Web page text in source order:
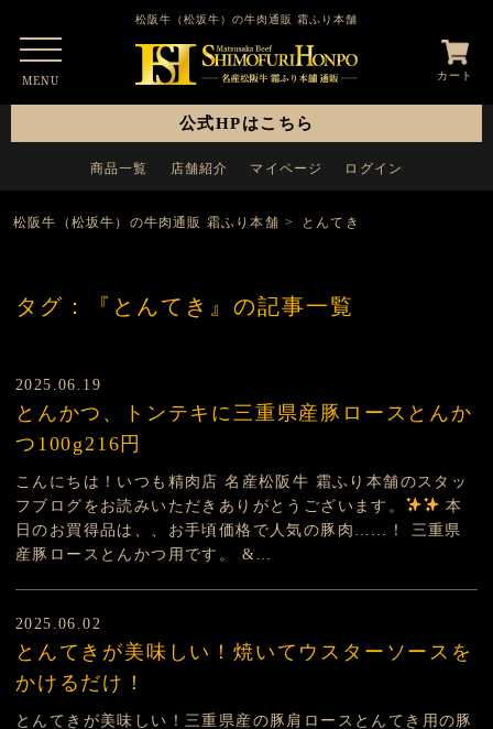
松阪牛（松坂牛）の牛肉通販 霜ふり本舗
カート
MENU
公式HPはこちら
商品一覧 店舗紹介 マイページ ログイン
松阪牛（松坂牛）の牛肉通販 霜ふり本舗 > とんてき
タグ：『とんてき』の記事一覧
2025.06.19
とんかつ、トンテキに三重県産豚ロースとんか
つ100g216円
こんにちは！いつも精肉店 名産松阪牛 霜ふり本舗のスタッ
フブログをお読みいただきありがとうございます。
本
日のお買得品は、、お手頃価格で人気の豚肉……！ 三重県
産豚ロースとんかつ用です。 &…
2025.06.02
とんてきが美味しい！焼いてウスターソースを
かけるだけ！
とんてきが美味しい！三重県産の豚肩ロースとんてき用の豚